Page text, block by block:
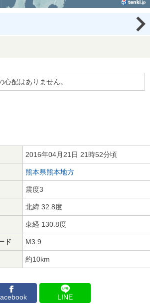
心配はありません。
2016年04月21日 21時52分頃
熊本県熊本地方
震度3
北緯 32.8度
東経 130.8度
ド M3.9
約10km
LINE